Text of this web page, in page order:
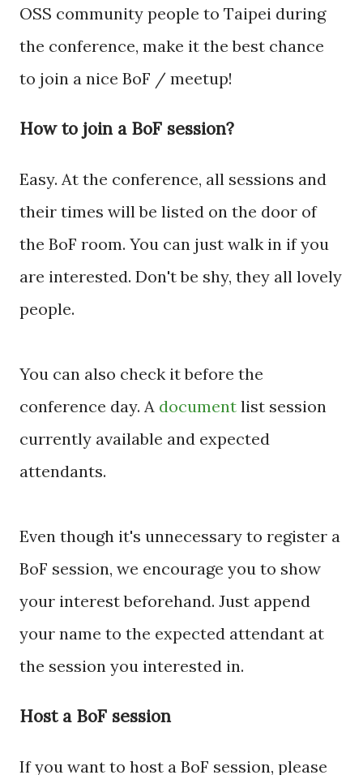
OSS community people to Taipei during
the conference, make it the best chance
to join a nice BoF / meetup!
How to join a BoF session?
Easy. At the conference, all sessions and
their times will be listed on the door of
the BoF room. You can just walk in if you
are interested. Don't be shy, they all lovely
people.
You can also check it before the
conference day. A document list session
currently available and expected
attendants.
Even though it's unnecessary to register a
BoF session, we encourage you to show
your interest beforehand. Just append
your name to the expected attendant at
the session you interested in.
Host a BoF session
If you want to host a BoF session, please